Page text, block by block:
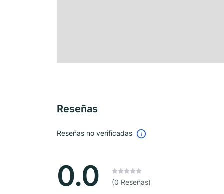
Reseñas
Reseñas no verificadas
0.0 (0 Reseñas)